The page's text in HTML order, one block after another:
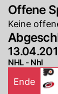
Offene
Keine
NHL - Nhl
Ende